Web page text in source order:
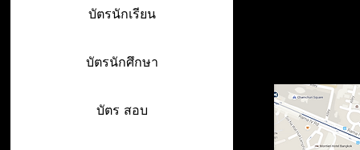
บัตรนักเรียน
บัตรนักศึกษา
บัตร สอบ